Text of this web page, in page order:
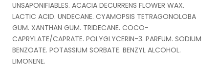
UNSAPONIFIABLES. ACACIA DECURRENS FLOWER WAX.
LACTIC ACID. UNDECANE. CYAMOPSIS TETRAGONOLOBA
GUM. XANTHAN GUM. TRIDECANE. COCO-
CAPRYLATE/CAPRATE. POLYGLYCERIN-3. PARFUM. SODIUM
BENZOATE. POTASSIUM SORBATE. BENZYL ALCOHOL.
LIMONENE.